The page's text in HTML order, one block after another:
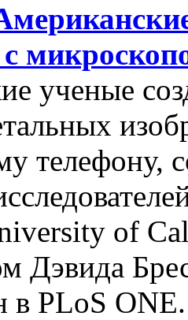
ученые
телефону,
of
Дэвида
в PLoS ONE.